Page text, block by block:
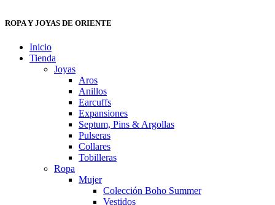
ROPA Y JOYAS DE ORIENTE
Inicio
Tienda
Joyas
Aros
Anillos
Earcuffs
Expansiones
Septum, Pins & Argollas
Pulseras
Collares
Tobilleras
Ropa
Mujer
Colección Boho Summer
Vestidos